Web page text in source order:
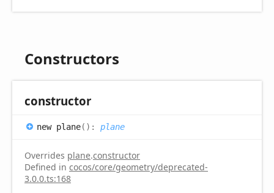
Constructors
constructor
new plane( ) : plane
Overrides plane.constructor
Defined in cocos/core/geometry/deprecated-
3.0.0.ts:168